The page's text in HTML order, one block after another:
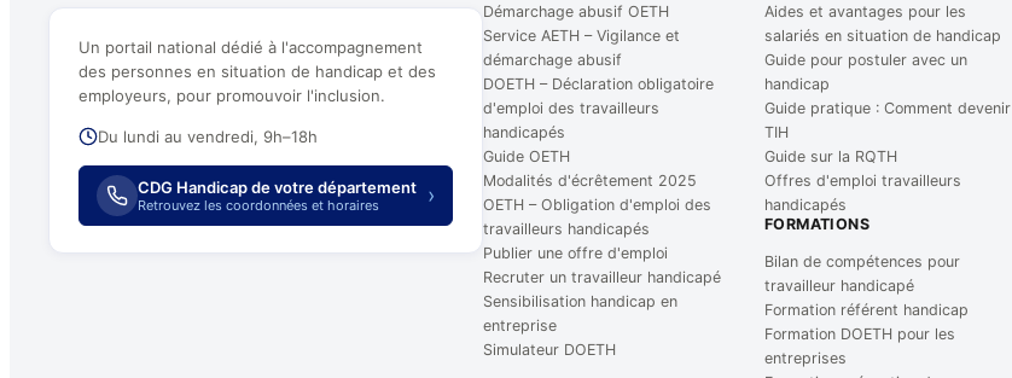
Un portail national dédié à l'accompagnement
des personnes en situation de handicap et des
employeurs, pour promouvoir l'inclusion.
Du lundi au vendredi, 9h–18h
CDG Handicap de votre département
Retrouvez les coordonnées et horaires ›
Démarchage abusif OETH
Service AETH – Vigilance et
démarchage abusif
DOETH – Déclaration obligatoire
d'emploi des travailleurs
handicapés
Guide OETH
Modalités d'écrêtement 2025
OETH – Obligation d'emploi des
travailleurs handicapés
Publier une offre d'emploi
Recruter un travailleur handicapé
Sensibilisation handicap en
entreprise
Simulateur DOETH
Aides et avantages pour les
salariés en situation de handicap
Guide pour postuler avec un
handicap
Guide pratique : Comment devenir
TIH
Guide sur la RQTH
Offres d'emploi travailleurs
handicapés
FORMATIONS
Bilan de compétences pour
travailleur handicapé
Formation référent handicap
Formation DOETH pour les
entreprises